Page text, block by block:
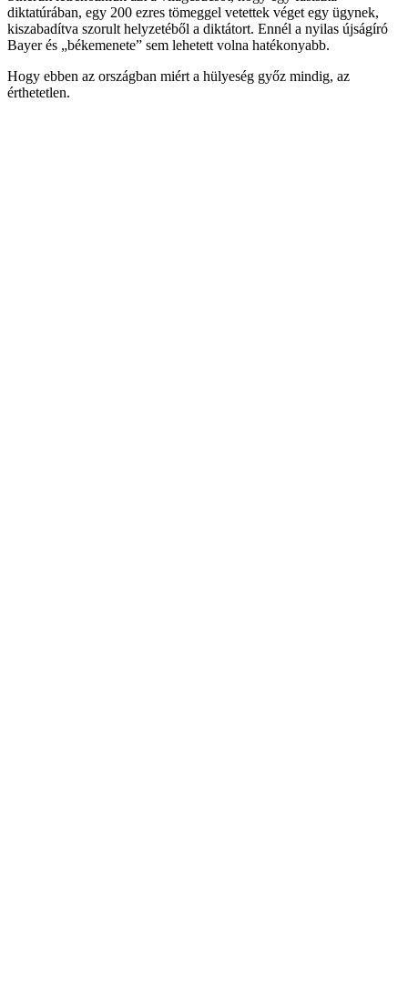
diktatúrában, egy 200 ezres tömeggel vetettek véget egy ügynek,
kiszabadítva szorult helyzetéből a diktátort. Ennél a nyilas újságíró
Bayer és „békemenete” sem lehetett volna hatékonyabb.
Hogy ebben az országban miért a hülyeség győz mindig, az
érthetetlen.